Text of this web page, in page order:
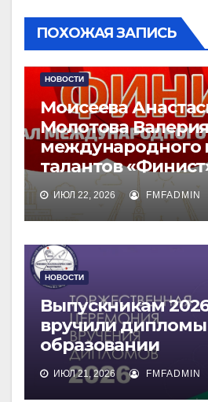
ПОХОЖАЯ ЗАПИСЬ
НОВОСТИ
Моисеева
Молотова
международного
талантов
ИЮЛ 22, 2026 FMFADMIN
НОВОСТИ
Выпускникам
вручили
образовании
ИЮЛ 21, 2026 FMFADMIN